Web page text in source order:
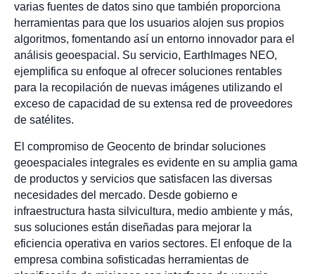
varias fuentes de datos sino que también proporciona
herramientas para que los usuarios alojen sus propios
algoritmos, fomentando así un entorno innovador para el
análisis geoespacial. Su servicio, EarthImages NEO,
ejemplifica su enfoque al ofrecer soluciones rentables
para la recopilación de nuevas imágenes utilizando el
exceso de capacidad de su extensa red de proveedores
de satélites.
El compromiso de Geocento de brindar soluciones
geoespaciales integrales es evidente en su amplia gama
de productos y servicios que satisfacen las diversas
necesidades del mercado. Desde gobierno e
infraestructura hasta silvicultura, medio ambiente y más,
sus soluciones están diseñadas para mejorar la
eficiencia operativa en varios sectores. El enfoque de la
empresa combina sofisticadas herramientas de